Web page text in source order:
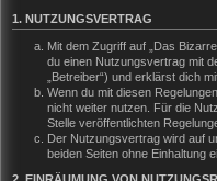
1. NUTZUNGSVERTRAG
Mit dem Zugriff auf „Das
du einen Nutzungsvertrag mit
„Betreiber“) und erklärst dich
Wenn du mit diesen
nicht weiter nutzen. Für die
Stelle veröffentlichten
Der Nutzungsvertrag wird auf
beiden Seiten ohne Einhaltung